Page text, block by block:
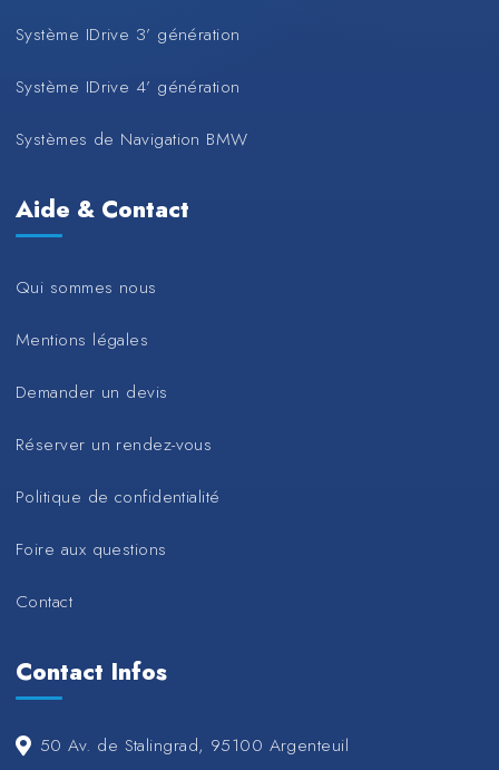
Système IDrive 3’ génération
Système IDrive 4’ génération
Systèmes de Navigation BMW
Aide & Contact
Qui sommes nous
Mentions légales
Demander un devis
Réserver un rendez-vous
Politique de confidentialité
Foire aux questions
Contact
Contact Infos
50 Av. de Stalingrad, 95100 Argenteuil